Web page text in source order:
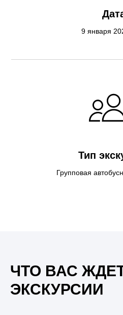
9 января
Тип
Групповая
ЧТО ВАС
ЭКСКУРСИИ